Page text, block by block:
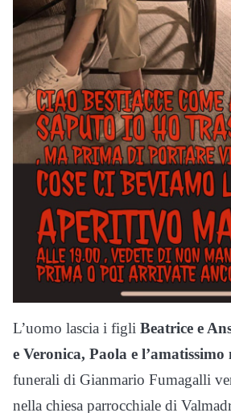
L’uomo lascia i figli Beatrice e
e Veronica, Paola e
funerali di Gianmario Fumagalli
nella chiesa parrocchiale di